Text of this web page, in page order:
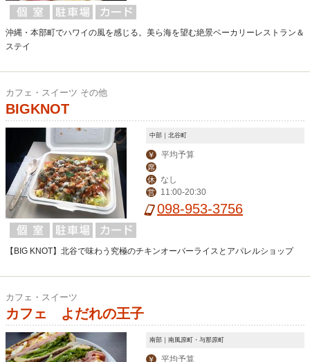
沖縄・本部町でハワイの風を感じる。美ら海を望む絶景ベーカリーレストラン＆
ステイ
カフェ・スイーツ その他
BIGKNOT
中部｜北谷町
￥ 平均予算
席
休
なし
営 11:00-20:30
098-953-3756
【BIG KNOT】北谷で味わう究極のチキンオーバーライスとアパレルショップ
カフェ・スイーツ
カフェ よだれの王子
南部｜南風原町・与那原町
￥ 平均予算